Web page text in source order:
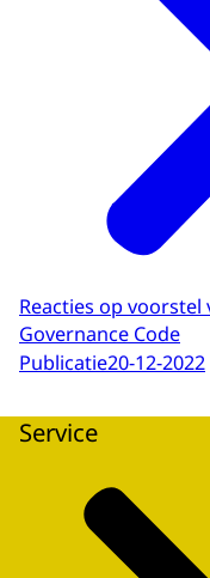
Reacties op
Governance Code
Publicatie20-12-2022
Service